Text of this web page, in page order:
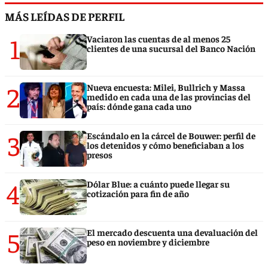
MÁS LEÍDAS DE PERFIL
1
Vaciaron las cuentas de al menos 25
clientes de una sucursal del Banco Nación
2
Nueva encuesta: Milei, Bullrich y Massa
medido en cada una de las provincias del
país: dónde gana cada uno
3
Escándalo en la cárcel de Bouwer: perfil de
los detenidos y cómo beneficiaban a los
presos
4
Dólar Blue: a cuánto puede llegar su
cotización para fin de año
5
El mercado descuenta una devaluación del
peso en noviembre y diciembre